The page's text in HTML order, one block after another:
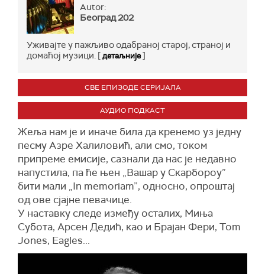
Autor:
Београд 202
Уживајте у пажљиво одабраној старој, страној и
домаћој музици. [детаљније]
СВЕ ЕПИЗОДЕ СЕРИЈАЛА
АУДИО ПОДКАСТ
Жеља нам је и иначе била да кренемо уз једну
песму Азре Халиловић, али смо, током
припреме емисије, сазнали да нас је недавно
напустила, па ће њен „Вашар у Скарбороу”
бити мали „In memoriam”, односно, опроштај
од ове сјајне певачице.
У наставку следе између осталих, Миња
Субота, Арсен Дедић, као и Брајан Фери, Tom
Jones, Eagles...